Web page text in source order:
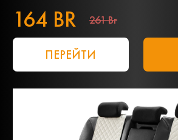
164 BR 261 Br
ПЕРЕЙТИ